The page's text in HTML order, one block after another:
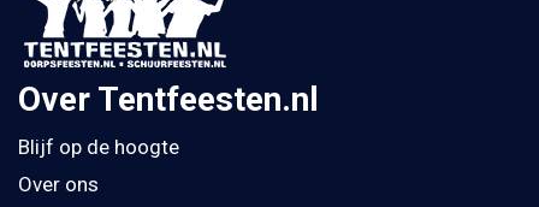
Over Tentfeesten.nl
Blijf op de hoogte
Over ons